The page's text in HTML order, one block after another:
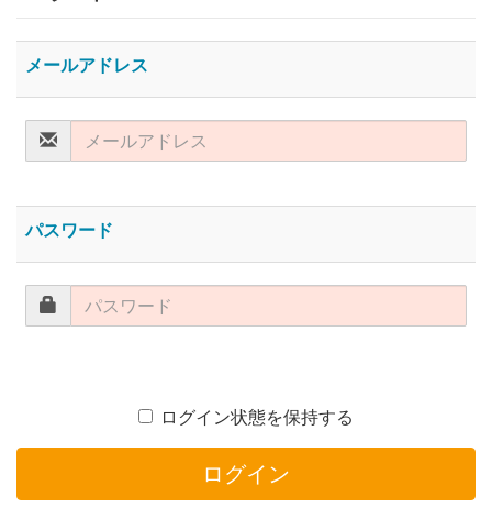
メールアドレス
パスワード
ログイン状態を保持する
ログイン